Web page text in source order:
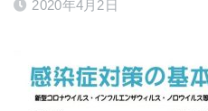
2020年4月2日